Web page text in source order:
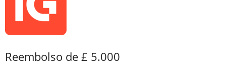
Reembolso de £ 5.000